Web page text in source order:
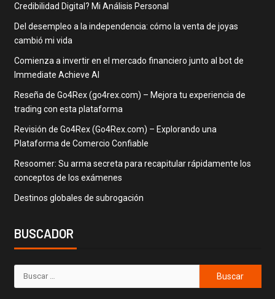
Credibilidad Digital? Mi Análisis Personal
Del desempleo a la independencia: cómo la venta de joyas
cambió mi vida
Comienza a invertir en el mercado financiero junto al bot de
Immediate Achieve AI
Reseña de Go4Rex (go4rex.com) – Mejora tu experiencia de
trading con esta plataforma
Revisión de Go4Rex (Go4Rex.com) – Explorando una
Plataforma de Comercio Confiable
Resoomer: Su arma secreta para recapitular rápidamente los
conceptos de los exámenes
Destinos globales de subrogación
BUSCADOR